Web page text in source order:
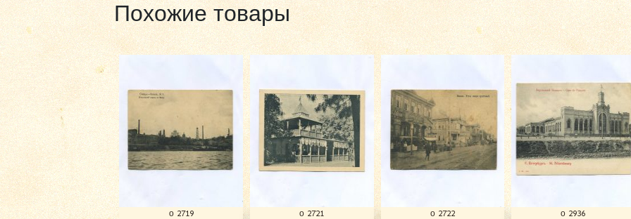
Похожие товары
о 2719 о 2721 о 2722 о 2936